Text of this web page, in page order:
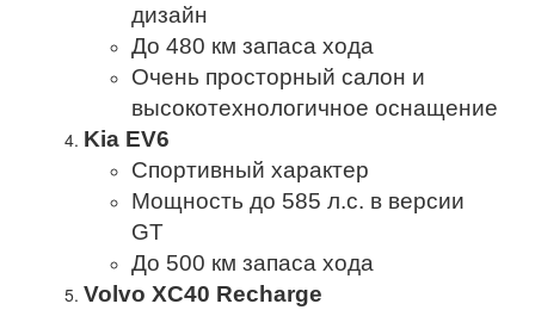
дизайн
До 480 км запаса хода
Очень просторный салон и
высокотехнологичное оснащение
Kia EV6
Спортивный характер
Мощность до 585 л.с. в версии
GT
До 500 км запаса хода
Volvo XC40 Recharge